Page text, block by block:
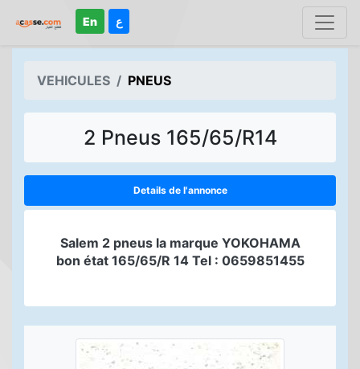
En ع
VEHICULES PNEUS
2 Pneus 165/65/R14
Details de l'annonce
Salem 2 pneus la marque YOKOHAMA
bon état 165/65/R 14 Tel : 0659851455